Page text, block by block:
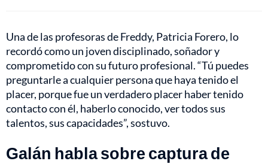
Una de las profesoras de Freddy, Patricia Forero, lo
recordó como un joven disciplinado, soñador y
comprometido con su futuro profesional. “Tú puedes
preguntarle a cualquier persona que haya tenido el
placer, porque fue un verdadero placer haber tenido
contacto con él, haberlo conocido, ver todos sus
talentos, sus capacidades”, sostuvo.
Galán habla sobre captura de